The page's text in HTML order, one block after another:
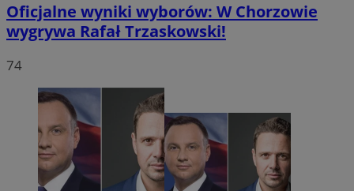
Oficjalne wyniki wyborów: W Chorzowie
wygrywa Rafał Trzaskowski!
74